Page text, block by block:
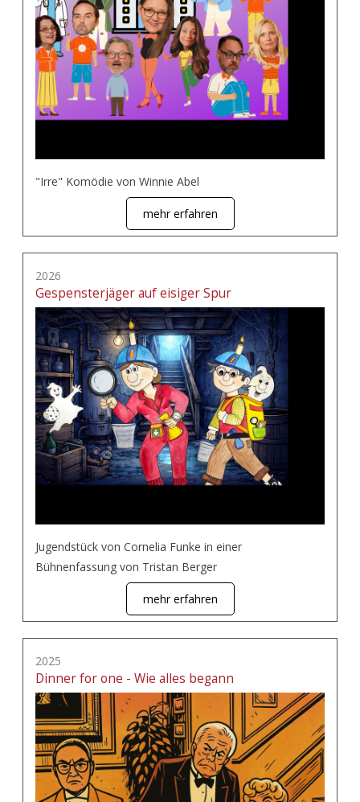
"Irre" Komödie von Winnie Abel
mehr erfahren
2026
Gespensterjäger auf eisiger Spur
Jugendstück von Cornelia Funke in einer
Bühnenfassung von Tristan Berger
mehr erfahren
2025
Dinner for one - Wie alles begann